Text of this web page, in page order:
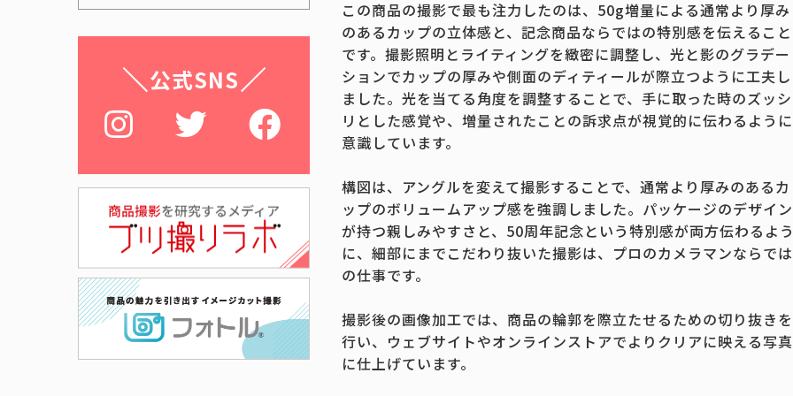
この商品の撮影で最も注力したのは、50g増量による通常より厚み
のあるカップの立体感と、記念商品ならではの特別感を伝えること
です。撮影照明とライティングを緻密に調整し、光と影のグラデー
ションでカップの厚みや側面のディティールが際立つように工夫し
ました。光を当てる角度を調整することで、手に取った時のズッシ
リとした感覚や、増量されたことの訴求点が視覚的に伝わるように
意識しています。
構図は、アングルを変えて撮影することで、通常より厚みのあるカ
ップのボリュームアップ感を強調しました。パッケージのデザイン
が持つ親しみやすさと、50周年記念という特別感が両方伝わるよ
に、細部にまでこだわり抜いた撮影は、プロのカメラマンならでは
の仕事です。
撮影後の画像加工では、商品の輪郭を際立たせるための切り抜きを
行い、ウェブサイトやオンラインストアでよりクリアに映える写真
に仕上げています。
公式SNS